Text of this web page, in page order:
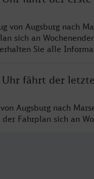
von Augsburg nach
sich an
Sie alle
fährt der
Augsburg nach
der Fahrplan sich an